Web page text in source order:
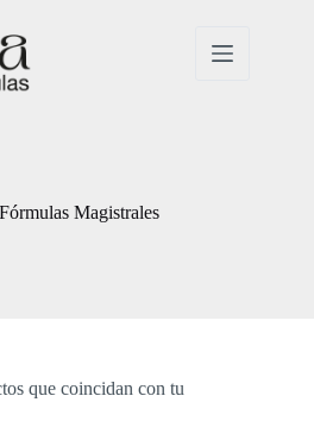
Magistrales
que coincidan con tu